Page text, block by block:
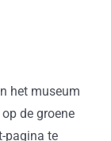
het museum
de groene
pagina te